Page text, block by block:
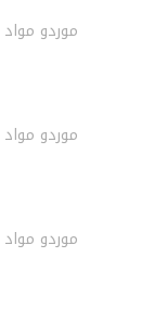
موردو مواد
موردو مواد
موردو مواد